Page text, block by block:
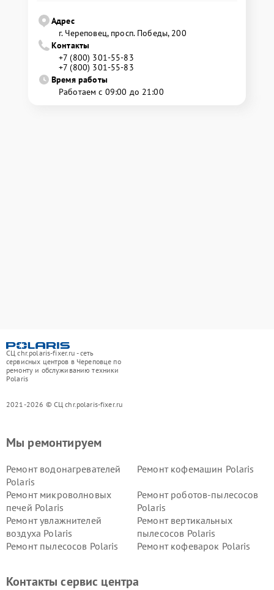
Адрес
г. Череповец, просп. Победы, 200
Контакты
+7 (800) 301-55-83
+7 (800) 301-55-83
Время работы
Работаем с 09:00 до 21:00
СЦ chr.polaris-fixer.ru - сеть
сервисных центров в Череповце по
ремонту и обслуживанию техники
Polaris
2021-2026 © СЦ chr.polaris-fixer.ru
Мы ремонтируем
Ремонт водонагревателей
Polaris
Ремонт кофемашин Polaris
Ремонт микроволновых
печей Polaris
Ремонт роботов-пылесосов
Polaris
Ремонт увлажнителей
воздуха Polaris
Ремонт вертикальных
пылесосов Polaris
Ремонт пылесосов Polaris
Ремонт кофеварок Polaris
Контакты сервис центра